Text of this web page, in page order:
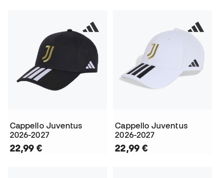
Cappello Juventus
2026-2027
22,99 €
Cappello Juventus
2026-2027
22,99 €